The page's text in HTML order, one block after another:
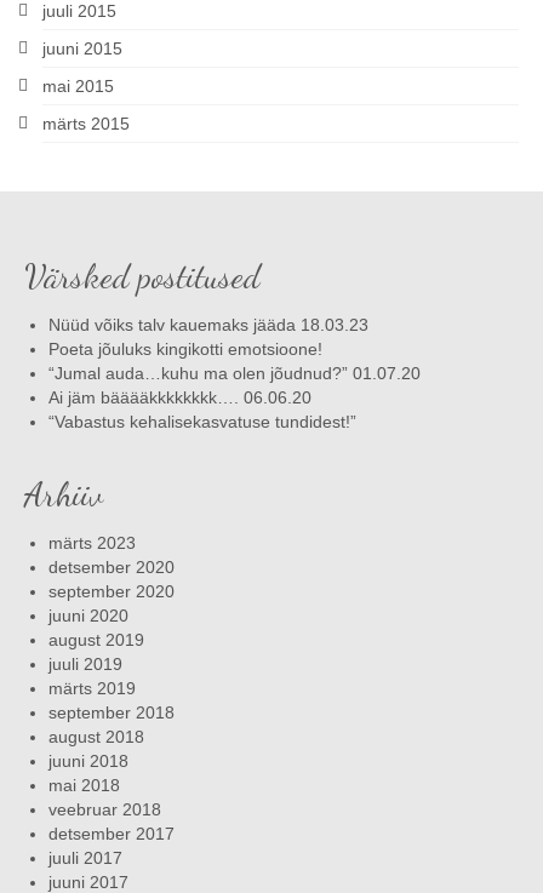
juuli 2015
juuni 2015
mai 2015
märts 2015
Värsked postitused
Nüüd võiks talv kauemaks jääda 18.03.23
Poeta jõuluks kingikotti emotsioone!
“Jumal auda…kuhu ma olen jõudnud?” 01.07.20
Ai jäm bääääkkkkkkkk…. 06.06.20
“Vabastus kehalisekasvatuse tundidest!”
Arhiiv
märts 2023
detsember 2020
september 2020
juuni 2020
august 2019
juuli 2019
märts 2019
september 2018
august 2018
juuni 2018
mai 2018
veebruar 2018
detsember 2017
juuli 2017
juuni 2017